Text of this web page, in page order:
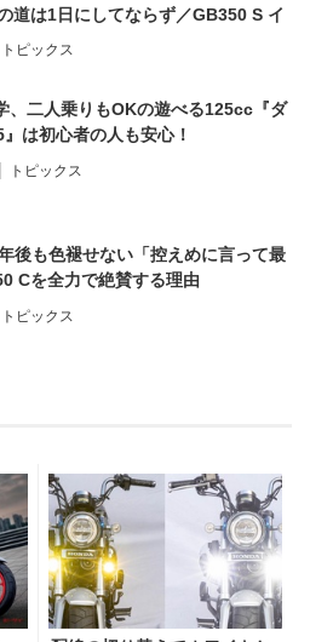
道は1日にしてならず／GB350 S イ
ビュー 前編】
トピックス
、二人乗りもOKの遊べる125cc『ダ
は初心者の人も安心！
トピックス
後も色褪せない「控えめに言って最
Cを全力で絶賛する理由
トピックス